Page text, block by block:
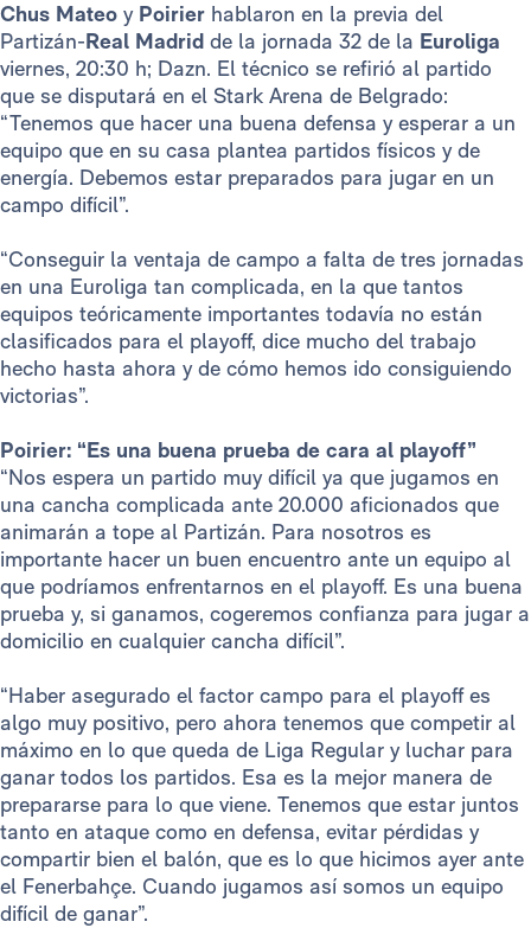
Chus Mateo y Poirier hablaron en la previa del
Partizán-Real Madrid de la jornada 32 de la Euroliga
viernes, 20:30 h; Dazn. El técnico se refirió al partido
que se disputará en el Stark Arena de Belgrado:
“Tenemos que hacer una buena defensa y esperar a un
equipo que en su casa plantea partidos físicos y de
energía. Debemos estar preparados para jugar en un
campo difícil”.
“Conseguir la ventaja de campo a falta de tres jornadas
en una Euroliga tan complicada, en la que tantos
equipos teóricamente importantes todavía no están
clasificados para el playoff, dice mucho del trabajo
hecho hasta ahora y de cómo hemos ido consiguiendo
victorias”.
Poirier: “Es una buena prueba de cara al playoff”
“Nos espera un partido muy difícil ya que jugamos en
una cancha complicada ante 20.000 aficionados que
animarán a tope al Partizán. Para nosotros es
importante hacer un buen encuentro ante un equipo al
que podríamos enfrentarnos en el playoff. Es una buena
prueba y, si ganamos, cogeremos confianza para jugar a
domicilio en cualquier cancha difícil”.
“Haber asegurado el factor campo para el playoff es
algo muy positivo, pero ahora tenemos que competir al
máximo en lo que queda de Liga Regular y luchar para
ganar todos los partidos. Esa es la mejor manera de
prepararse para lo que viene. Tenemos que estar juntos
tanto en ataque como en defensa, evitar pérdidas y
compartir bien el balón, que es lo que hicimos ayer ante
el Fenerbahçe. Cuando jugamos así somos un equipo
difícil de ganar”.